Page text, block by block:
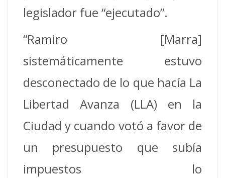
legislador fue “ejecutado”.
“Ramiro [Marra]
sistemáticamente estuvo
desconectado de lo que hacía La
Libertad Avanza (LLA) en la
Ciudad y cuando votó a favor de
un presupuesto que subía
impuestos lo